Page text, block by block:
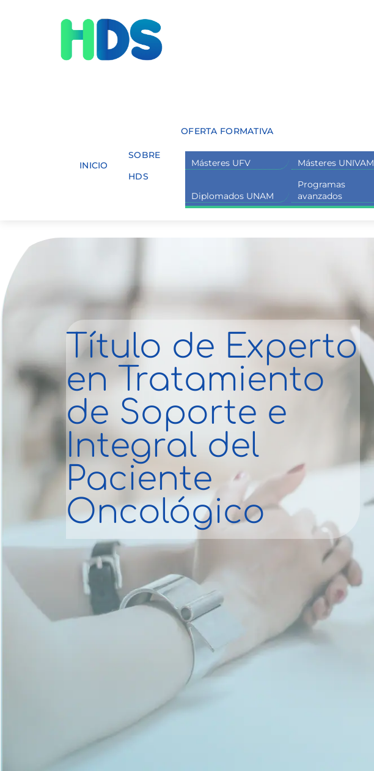
INICIO
SOBRE
HDS
OFERTA FORMATIVA
Másteres UFV Másteres UNIVAM
Diplomados UNAM
Programas
avanzados
Título de Experto
en Tratamiento
de Soporte e
Integral del
Paciente
Oncológico